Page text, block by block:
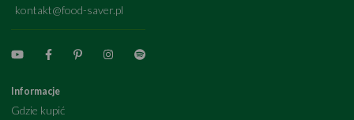
kontakt@food-saver.pl
Informacje
Gdzie kupić